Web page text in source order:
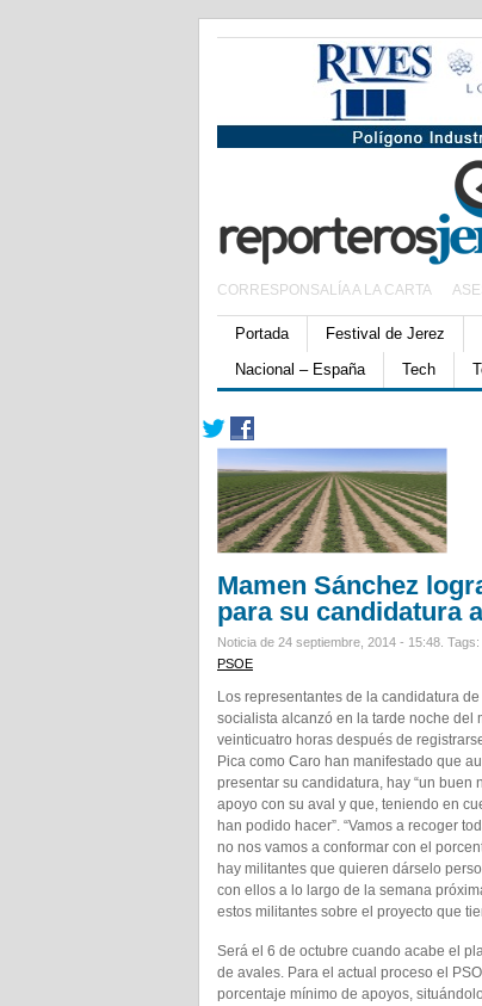
CORRESPONSALÍA A LA CARTA
Portada Festival de Jerez
Nacional – España
Tech
Mamen Sánchez
para su candidatura
Noticia de 24 septiembre, 2014 - 15:48. Tags:
PSOE
Los representantes de la candidatura
socialista alcanzó en la tarde noche del
veinticuatro horas después de
Pica como Caro han manifestado que
presentar su candidatura, hay “un
apoyo con su aval y que, teniendo en
han podido hacer”. “Vamos a recoger
no nos vamos a conformar con el
hay militantes que quieren dárselo
con ellos a lo largo de la semana
estos militantes sobre el proyecto que
Será el 6 de octubre cuando acabe el
de avales. Para el actual proceso el
porcentaje mínimo de apoyos,